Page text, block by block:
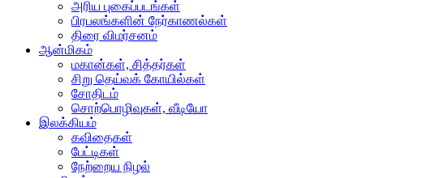
அரிய புகைப்படங்கள்
பிரபலங்களின் நேர்காணல்கள்
திரை விமர்சனம்
ஆன்மிகம்
மகான்கள், சித்தர்கள்
சிறு தெய்வக் கோயில்கள்
சோதிடம்
சொற்பொழிவுகள், வீடியோ
இலக்கியம்
கவிதைகள்
பேட்டிகள்
நேற்றைய நிழல்